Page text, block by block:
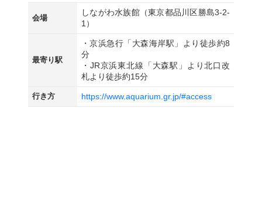
会場
しながわ水族館（東京都品川区勝島3-2-
1）
最寄り駅
・京浜急行「大森海岸駅」より徒歩約8
分
・JR京浜東北線「大森駅」より北口改
札より徒歩約15分
行き方 https://www.aquarium.gr.jp/#access